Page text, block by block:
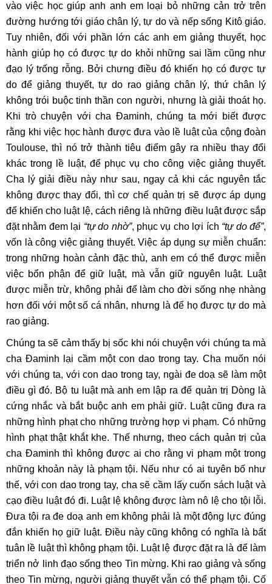
vào việc học giúp anh anh em loại bỏ những cản trở trên
đường hướng tới giáo chân lý, tự do và nếp sống Kitô giáo.
Tuy nhiên, đối với phần lớn các anh em giảng thuyết, học
hành giúp họ có được tự do khỏi những sai lầm cũng như
đạo lý trống rỗng. Bởi chưng điều đó khiến họ có được tự
do để giảng thuyết, tự do rao giảng chân lý, thứ chân lý
không trói buộc tinh thần con người, nhưng là giải thoát họ.
Khi trò chuyện với cha Đaminh, chúng ta mới biết được
rằng khi việc học hành được đưa vào lề luật của cộng đoàn
Toulouse, thì nó trở thành tiêu điểm gây ra nhiều thay đổi
khác trong lề luật, để phục vụ cho công việc giảng thuyết.
Cha lý giải điều này như sau, ngay cả khi các nguyên tắc
không được thay đổi, thì cơ chế quản trị sẽ được áp dụng
để khiến cho luật lệ, cách riêng là những điều luật được sắp
đặt nhằm đem lại “tự do nhờ”, phục vụ cho lợi ích “tự do để”,
vốn là công việc giảng thuyết. Việc áp dụng sự miễn chuẩn:
trong những hoàn cảnh đặc thù, anh em có thể được miễn
việc bổn phận để giữ luật, mà vẫn giữ nguyên luật. Luật
được miễn trừ, không phải để làm cho đời sống nhẹ nhàng
hơn đối với một số cá nhân, nhưng là để họ được tự do mà
rao giảng.
Chúng ta sẽ cảm thấy bị sốc khi nói chuyện với chúng ta mà
cha Đaminh lại cầm một con dao trong tay. Cha muốn nói
với chúng ta, với con dao trong tay, ngài đe doạ sẽ làm một
điều gì đó. Bộ tu luật mà anh em lập ra để quản trị Dòng là
cứng nhắc và bắt buộc anh em phải giữ. Luật cũng đưa ra
những hình phạt cho những trường hợp vi phạm. Có những
hình phạt thật khắt khe. Thế nhưng, theo cách quản trị của
cha Đaminh thì không được ai cho rằng vi phạm một trong
những khoản này là phạm tội. Nếu như có ai tuyên bố như
thế, với con dao trong tay, cha sẽ cầm lấy cuốn sách luật và
cạo điều luật đó đi. Luật lệ không được làm nô lệ cho tội lỗi.
Đưa tội ra đe doạ anh em không phải là một động lực đúng
đắn khiến họ giữ luật. Điều này cũng không có nghĩa là bất
tuân lề luật thì không phạm tội. Luật lệ được đặt ra là để làm
triển nở linh đạo sống theo Tin mừng. Khi rao giảng và sống
theo Tin mừng, người giảng thuyết vẫn có thể phạm tội. Cố